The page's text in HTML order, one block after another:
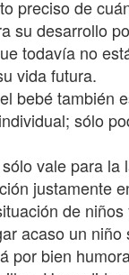
preciso de
su desarrollo
todavía no
vida futura.
bebé también
sólo
vale para
justamente
de
acaso un
por bien